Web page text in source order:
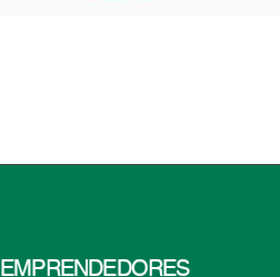
EMPRENDEDORES